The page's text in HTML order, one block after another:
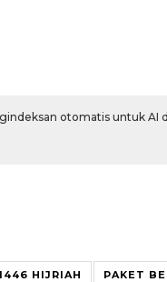
otomatis untuk AI
HIJRIAH PAKET